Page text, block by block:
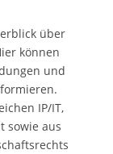
über
können
und
IP/IT,
sowie aus